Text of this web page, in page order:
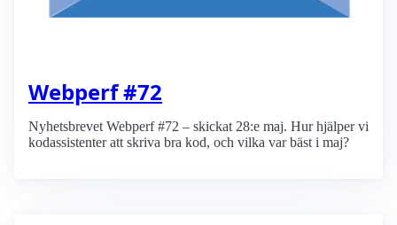
Webperf #72
Nyhetsbrevet Webperf #72 – skickat 28:e maj. Hur hjälper vi
kodassistenter att skriva bra kod, och vilka var bäst i maj?